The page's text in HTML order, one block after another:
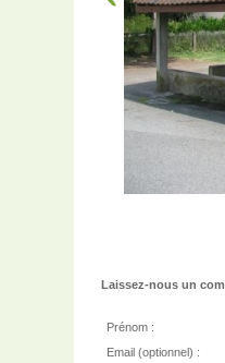
Laissez-nous un
Prénom :
Email (optionnel) :